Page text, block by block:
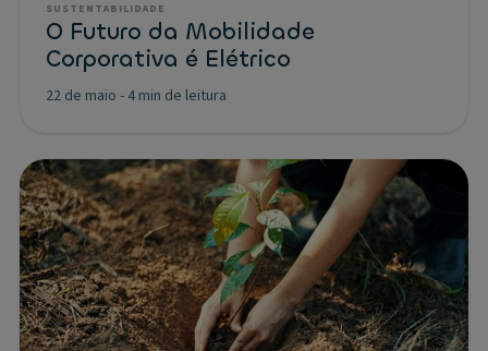
SUSTENTABILIDADE
O Futuro da Mobilidade
Corporativa é Elétrico
22 de maio - 4 min de leitura